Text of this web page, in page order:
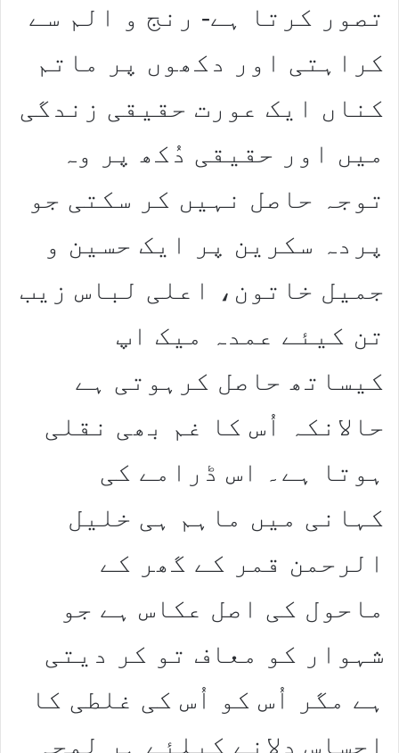
تصور کرتا ہے- رنج و الم سے
کراہتی اور دکھوں پر ماتم
کناں ایک عورت حقیقی زندگی
میں اور حقیقی دُکھ پر وہ
توجہ حاصل نہیں کر سکتی جو
پردہ سکرین پر ایک حسین و
جمیل خاتون، اعلی لباس زیب
تن کیئے عمدہ میک اپ
کیساتھ حاصل کرہوتی ہے
حالانکہ اُس کا غم بھی نقلی
ہوتا ہے۔ اس ڈرامے کی
کہانی میں ماہم ہی خلیل
الرحمن قمر کے گھر کے
ماحول کی اصل عکاس ہے جو
شہوار کو معاف تو کر دیتی
ہے مگر اُس کو اُس کی غلطی کا
احساس دلانے کیلئے ہر لمحہ